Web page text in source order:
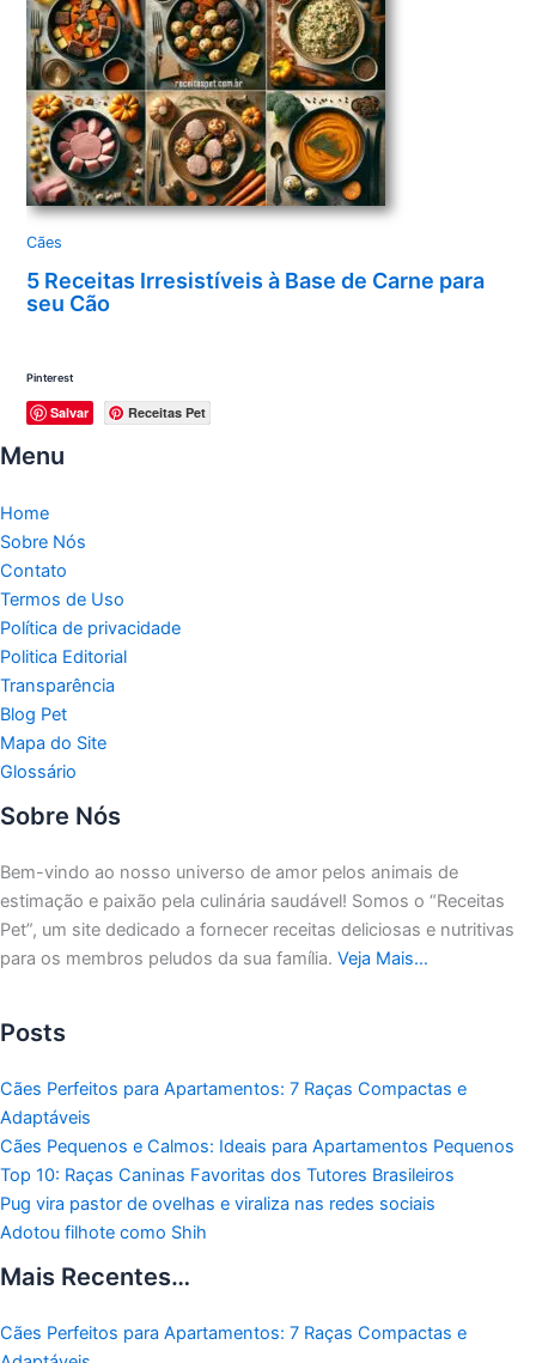
Cães
5 Receitas Irresistíveis à Base de Carne para
seu Cão
Pinterest
Salvar Receitas Pet
Menu
Home
Sobre Nós
Contato
Termos de Uso
Política de privacidade
Politica Editorial
Transparência
Blog Pet
Mapa do Site
Glossário
Sobre Nós
Bem-vindo ao nosso universo de amor pelos animais de
estimação e paixão pela culinária saudável! Somos o “Receitas
Pet”, um site dedicado a fornecer receitas deliciosas e nutritivas
para os membros peludos da sua família. Veja Mais…
Posts
Cães Perfeitos para Apartamentos: 7 Raças Compactas e
Adaptáveis
Cães Pequenos e Calmos: Ideais para Apartamentos Pequenos
Top 10: Raças Caninas Favoritas dos Tutores Brasileiros
Pug vira pastor de ovelhas e viraliza nas redes sociais
Adotou filhote como Shih
Mais Recentes…
Cães Perfeitos para Apartamentos: 7 Raças Compactas e